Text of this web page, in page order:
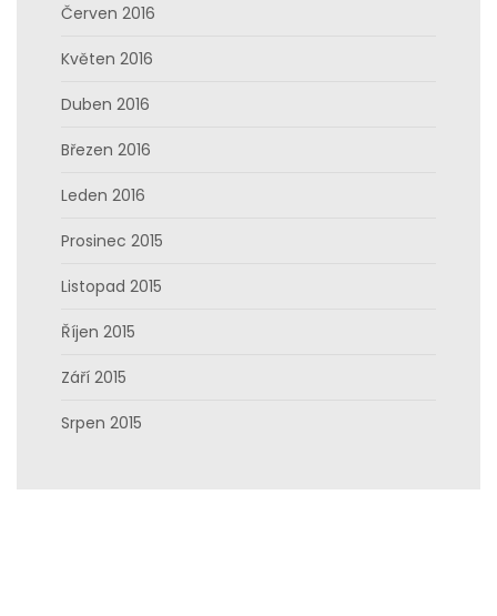
Červen 2016
Květen 2016
Duben 2016
Březen 2016
Leden 2016
Prosinec 2015
Listopad 2015
Říjen 2015
Září 2015
Srpen 2015